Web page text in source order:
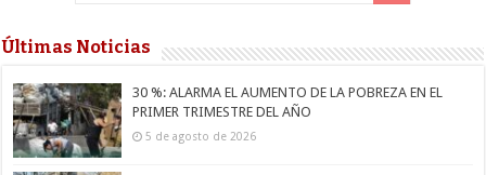
Últimas Noticias
30 %: ALARMA EL AUMENTO DE LA POBREZA EN EL
PRIMER TRIMESTRE DEL AÑO
5 de agosto de 2026